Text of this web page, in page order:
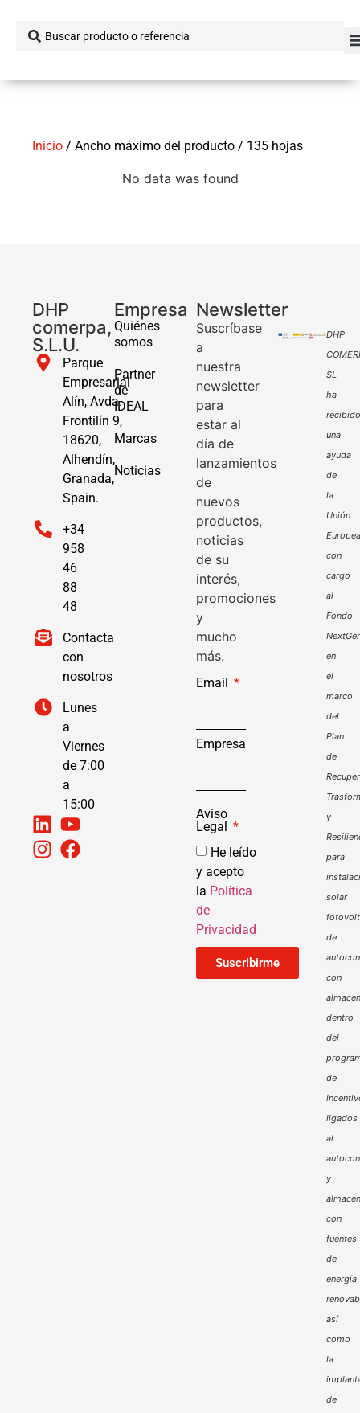
Inicio / Ancho máximo del producto / 135 hojas
No data was found
DHP
comerpa,
S.L.U.
Parque
Empresarial
Alín, Avda.
Frontilín 9,
18620,
Alhendín,
Granada,
Spain.
+34
958
46
88
48
Contacta
con
nosotros
Lunes
a
Viernes
de 7:00
a
15:00
Empresa
Quiénes
somos
Partner
de
IDEAL
Marcas
Noticias
Newsletter
Suscríbase
a
nuestra
newsletter
para
estar al
día de
lanzamientos
de
nuevos
productos,
noticias
de su
interés,
promociones
y
mucho
más.
Email
Empresa
Aviso
Legal
He leído
y acepto
la Política
de
Privacidad
Suscribirme
DHP
SL
ha
recibido
una
ayuda
de
la
Unión
Europea
con
cargo
al
Fondo
en
el
marco
del
Plan
de
y
para
solar
de
con
dentro
del
de
ligados
al
y
con
fuentes
de
energía
así
como
la
de